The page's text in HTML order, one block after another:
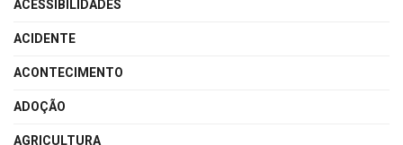
ACESSIBILIDADES
ACIDENTE
ACONTECIMENTO
ADOÇÃO
AGRICULTURA